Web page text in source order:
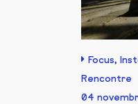
Focus,
Rencontre
04